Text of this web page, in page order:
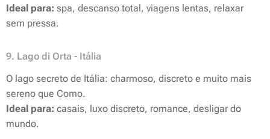
Ideal para: spa, descanso total, viagens lentas, relaxar
sem pressa.
9. Lago di Orta - Itália
O lago secreto de Itália: charmoso, discreto e muito mais
sereno que Como.
Ideal para: casais, luxo discreto, romance, desligar do
mundo.